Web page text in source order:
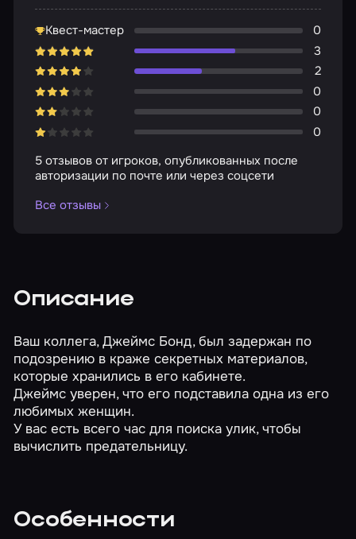
Квест-мастер
0
3
2
0
0
0
5 отзывов от игроков, опубликованных после
авторизации по почте или через соцсети
Все отзывы
Описание
Ваш коллега, Джеймс Бонд, был задержан по
подозрению в краже секретных материалов,
которые хранились в его кабинете.
Джеймс уверен, что его подставила одна из его
любимых женщин.
У вас есть всего час для поиска улик, чтобы
вычислить предательницу.
Особенности